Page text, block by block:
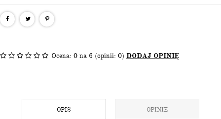
Ocena: 0 na 6 (opinii: 0) DODAJ OPINIĘ
OPIS OPINIE